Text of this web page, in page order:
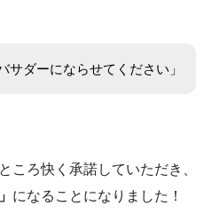
サダーにならせてください」
ころ快く承諾していただき、
になることになりました！